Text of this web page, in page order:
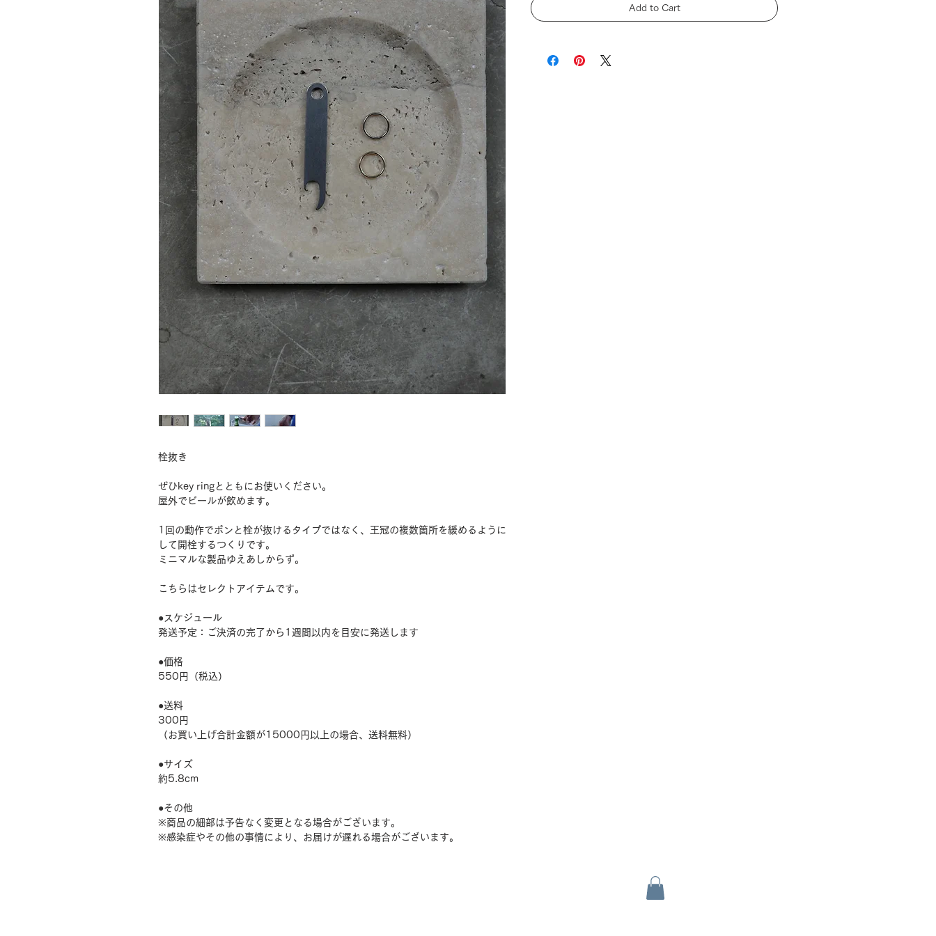
栓抜き
ぜひkey ringとともにお使いください。
屋外でビールが飲めます。
1回の動作でポンと栓が抜けるタイプではなく、王冠の複数箇所を緩めるように
して開栓するつくりです。
ミニマルな製品ゆえあしからず。
こちらはセレクトアイテムです。
●スケジュール
発送予定：ご決済の完了から1週間以内を目安に発送します
●価格
550円（税込）
●送料
300円
（お買い上げ合計金額が15000円以上の場合、送料無料）
●サイズ
約5.8cm
●その他
※商品の細部は予告なく変更となる場合がございます。
※感染症やその他の事情により、お届けが遅れる場合がございます。
Add to Cart